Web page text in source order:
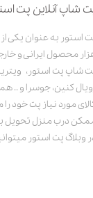
شاپ آنلاین پت
محصول ایرانی و
شاپ پت استور،
کنین، جوسرا و ..
مورد نیاز پت خود
درب منزل تحویل
وبلاگ پت استور